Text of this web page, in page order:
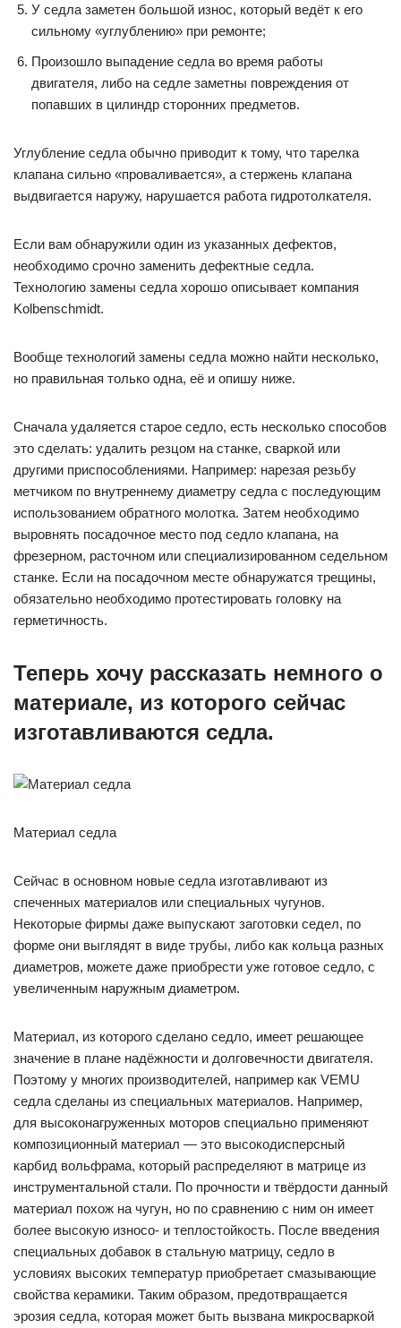
У седла заметен большой износ, который ведёт к его
сильному «углублению» при ремонте;
Произошло выпадение седла во время работы
двигателя, либо на седле заметны повреждения от
попавших в цилиндр сторонних предметов.
Углубление седла обычно приводит к тому, что тарелка
клапана сильно «проваливается», а стержень клапана
выдвигается наружу, нарушается работа гидротолкателя.
Если вам обнаружили один из указанных дефектов,
необходимо срочно заменить дефектные седла.
Технологию замены седла хорошо описывает компания
Kolbenschmidt.
Вообще технологий замены седла можно найти несколько,
но правильная только одна, её и опишу ниже.
Сначала удаляется старое седло, есть несколько способов
это сделать: удалить резцом на станке, сваркой или
другими приспособлениями. Например: нарезая резьбу
метчиком по внутреннему диаметру седла с последующим
использованием обратного молотка. Затем необходимо
выровнять посадочное место под седло клапана, на
фрезерном, расточном или специализированном седельном
станке. Если на посадочном месте обнаружатся трещины,
обязательно необходимо протестировать головку на
герметичность.
Теперь хочу рассказать немного о
материале, из которого сейчас
изготавливаются седла.
Материал седла
Сейчас в основном новые седла изготавливают из
спеченных материалов или специальных чугунов.
Некоторые фирмы даже выпускают заготовки седел, по
форме они выглядят в виде трубы, либо как кольца разных
диаметров, можете даже приобрести уже готовое седло, с
увеличенным наружным диаметром.
Материал, из которого сделано седло, имеет решающее
значение в плане надёжности и долговечности двигателя.
Поэтому у многих производителей, например как VEMU
седла сделаны из специальных материалов. Например,
для высоконагруженных моторов специально применяют
композиционный материал — это высокодисперсный
карбид вольфрама, который распределяют в матрице из
инструментальной стали. По прочности и твёрдости данный
материал похож на чугун, но по сравнению с ним он имеет
более высокую износо- и теплостойкость. После введения
специальных добавок в стальную матрицу, седло в
условиях высоких температур приобретает смазывающие
свойства керамики. Таким образом, предотвращается
эрозия седла, которая может быть вызвана микросваркой